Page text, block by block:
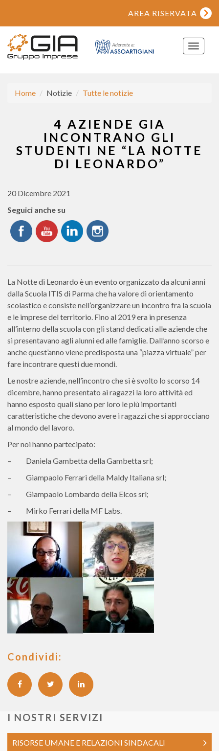
AREA RISERVATA
Toggle
Home Notizie Tutte le notizie
4 AZIENDE GIA
INCONTRANO GLI
STUDENTI NE “LA NOTTE
DI LEONARDO”
20 Dicembre 2021
Seguici anche su
La Notte di Leonardo è un evento organizzato da alcuni anni
dalla Scuola ITIS di Parma che ha valore di orientamento
scolastico e consiste nell’organizzare un incontro fra la scuola
e le imprese del territorio. Fino al 2019 era in presenza
all’interno della scuola con gli stand dedicati alle aziende che
si presentavano agli alunni ed alle famiglie. Dall’anno scorso e
anche quest’anno viene predisposta una “piazza virtuale” per
fare incontrare questi due mondi.
Le nostre aziende, nell’incontro che si è svolto lo scorso 14
dicembre, hanno presentato ai ragazzi la loro attività ed
hanno esposto quali siano per loro le più importanti
caratteristiche che devono avere i ragazzi che si approcciano
al mondo del lavoro.
Per noi hanno partecipato:
– Daniela Gambetta della Gambetta srl;
– Giampaolo Ferrari della Maldy Italiana srl;
– Giampaolo Lombardo della Elcos srl;
– Mirko Ferrari della MF Labs.
Condividi:
I NOSTRI SERVIZI
RISORSE UMANE E RELAZIONI SINDACALI